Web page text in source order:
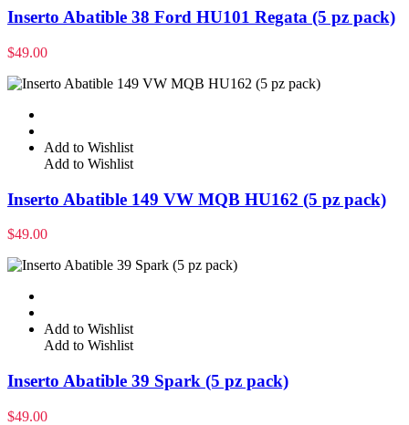
Inserto Abatible 38 Ford HU101 Regata (5 pz pack)
$49.00
Add to Wishlist
Add to Wishlist
Inserto Abatible 149 VW MQB HU162 (5 pz pack)
$49.00
Add to Wishlist
Add to Wishlist
Inserto Abatible 39 Spark (5 pz pack)
$49.00